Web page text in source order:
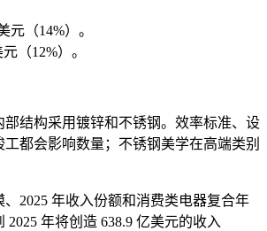
元（14%）。
（12%）。
部结构采用镀锌和不锈钢。效率标准、设
都会影响数量；不锈钢美学在高端类别
2025 年收入份额和消费类电器复合年
2025 年将创造 638.9 亿美元的收入